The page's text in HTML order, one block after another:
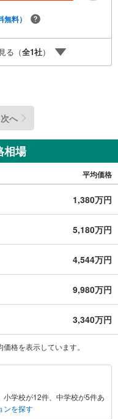
前にございますが、お車で
ます。 地域密着の当店では
万円台の中古マンションを
す。Yahoo！不動産に掲載
す。お気軽にお問合せくだ
無料）
る（全1社）
次へ
相場
平均価格
1,380万円
5,180万円
4,544万円
9,980万円
3,340万円
格を表示しています。
学校が12件、中学校が5件あ
ンを探す